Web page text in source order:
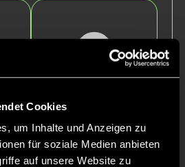
Cookies
um Inhalte und Anzeigen zu
für soziale Medien anbieten
auf unsere Website zu
Annkatrin
Söhngen